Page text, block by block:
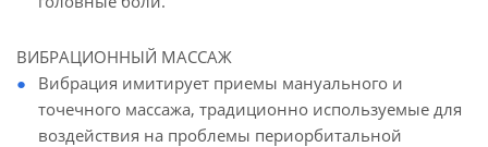
ВИБРАЦИОННЫЙ МАССАЖ
Вибрация имитирует приемы мануального и
точечного массажа, традиционно используемые для
воздействия на проблемы периорбитальной